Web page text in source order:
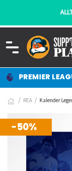
PREMIER
REA Kalender
-50%